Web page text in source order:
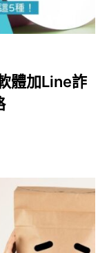
體加Line詐